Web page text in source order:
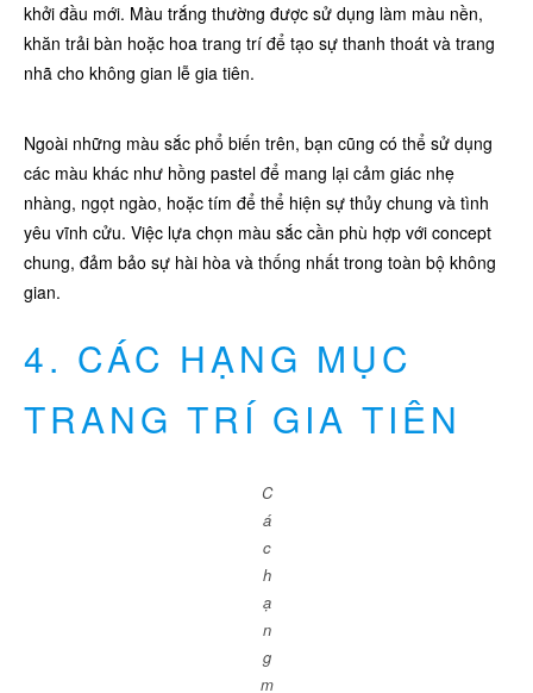
khởi đầu mới. Màu trắng thường được sử dụng làm màu nền,
khăn trải bàn hoặc hoa trang trí để tạo sự thanh thoát và trang
nhã cho không gian lễ gia tiên.
Ngoài những màu sắc phổ biến trên, bạn cũng có thể sử dụng
các màu khác như hồng pastel để mang lại cảm giác nhẹ
nhàng, ngọt ngào, hoặc tím để thể hiện sự thủy chung và tình
yêu vĩnh cửu. Việc lựa chọn màu sắc cần phù hợp với concept
chung, đảm bảo sự hài hòa và thống nhất trong toàn bộ không
gian.
4. CÁC HẠNG MỤC
TRANG TRÍ GIA TIÊN
C
á
c
h
ạ
n
g
m